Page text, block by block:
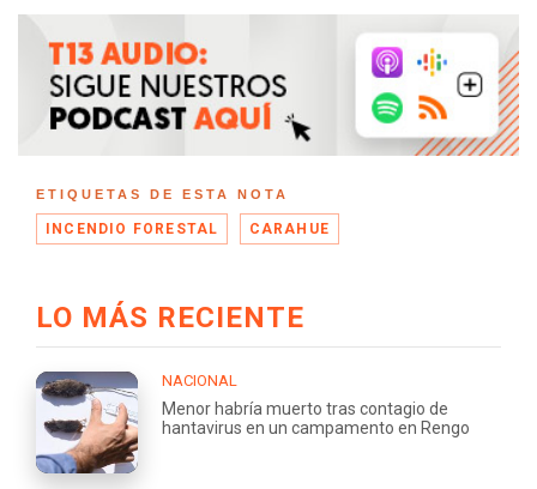
ETIQUETAS DE ESTA NOTA
INCENDIO FORESTAL CARAHUE
LO MÁS RECIENTE
NACIONAL
Menor habría muerto tras contagio de
hantavirus en un campamento en Rengo